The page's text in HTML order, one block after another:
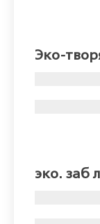
Эко-
эко. заб